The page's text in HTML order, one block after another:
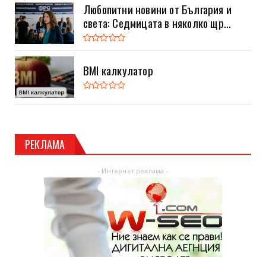
Любопитни новини от България и
света: Седмицата в няколко щр...
BMI калкулатор
РЕКЛАМА
- Интернет реклама -